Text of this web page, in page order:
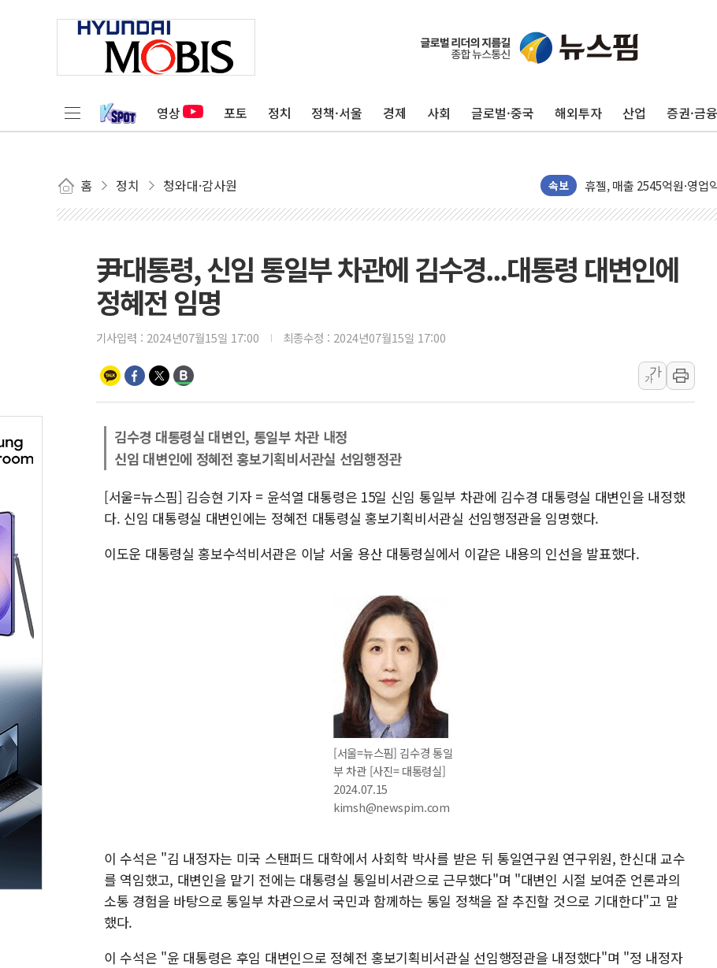
영상 포토 정치 정책·서울 경제 사회 글로벌·중국 해외투자 산업 증권·금융
홈 정치 청와대·감사원 속보
[단독] "입주민 갑질 아니
유인우주선 달 착륙지 선
듀오백 정관영 대표, 자사
BGF리테일, 2분기 영업
포스코, 희귀가스 사업 항
진원생명과학, '코로나19
서울 아파트값 0.26%↑…
효성중공업, 덴마크에 초고
초박빙 경선에 친명계 '추
KCC, 실적은 주춤했지만…'
[종합] 李대통령 "취약계
尹대통령, 신임 통일부 차관에 김수경...대통령 대변인에
정혜전 임명
기사입력 : 2024년07월15일 17:00 최종수정 : 2024년07월15일 17:00
가
가
김수경 대통령실 대변인, 통일부 차관 내정
신임 대변인에 정혜전 홍보기획비서관실 선임행정관
[서울=뉴스핌] 김승현 기자 = 윤석열 대통령은 15일 신임 통일부 차관에 김수경 대통령실 대변인을 내정했
다. 신임 대통령실 대변인에는 정혜전 대통령실 홍보기획비서관실 선임행정관을 임명했다.
이도운 대통령실 홍보수석비서관은 이날 서울 용산 대통령실에서 이같은 내용의 인선을 발표했다.
[서울=뉴스핌] 김수경 통일
부 차관 [사진= 대통령실]
2024.07.15
kimsh@newspim.com
이 수석은 "김 내정자는 미국 스탠퍼드 대학에서 사회학 박사를 받은 뒤 통일연구원 연구위원, 한신대 교수
를 역임했고, 대변인을 맡기 전에는 대통령실 통일비서관으로 근무했다"며 "대변인 시절 보여준 언론과의
소통 경험을 바탕으로 통일부 차관으로서 국민과 함께하는 통일 정책을 잘 추진할 것으로 기대한다"고 말
했다.
이 수석은 "윤 대통령은 후임 대변인으로 정혜전 홍보기획비서관실 선임행정관을 내정했다"며 "정 내정자